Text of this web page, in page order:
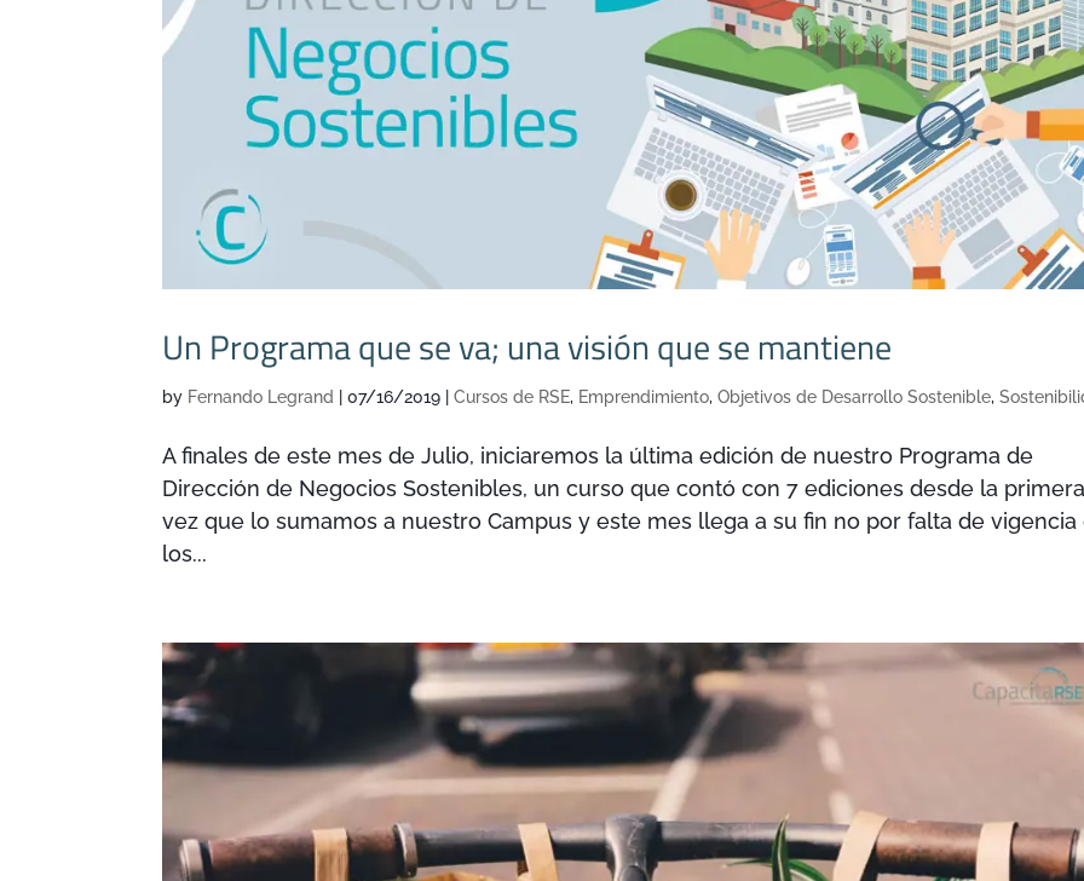
Un Programa que se va; una visión que se mantiene
by Fernando Legrand |07/16/2019 |Cursos de RSE, Emprendimiento,Objetivos de Desarrollo Sostenible,
A finales de este mes de Julio, iniciaremos la última edición de nuestro Programa de
Dirección de Negocios Sostenibles, un curso que contó con 7 ediciones desde la
vez que lo sumamos a nuestro Campus y este mes llega a su fin no por falta de vigencia
los...